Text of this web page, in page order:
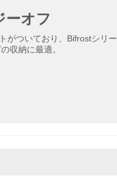
ーオフ
がついており、Bifrostシリ
収納に最適。